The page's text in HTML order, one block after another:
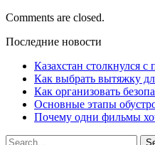
Comments are closed.
Последние новости
Казахстан столкнулся
Как выбрать вытяжку
Как организовать
Основные этапы
Почему одни фильмы